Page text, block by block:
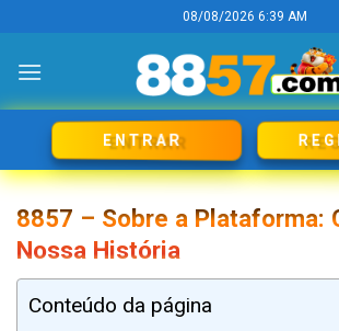
content
08/08/2026 6:39 AM
ENTRAR
8857 – Sobre a Plataforma:
Nossa História
Conteúdo da página